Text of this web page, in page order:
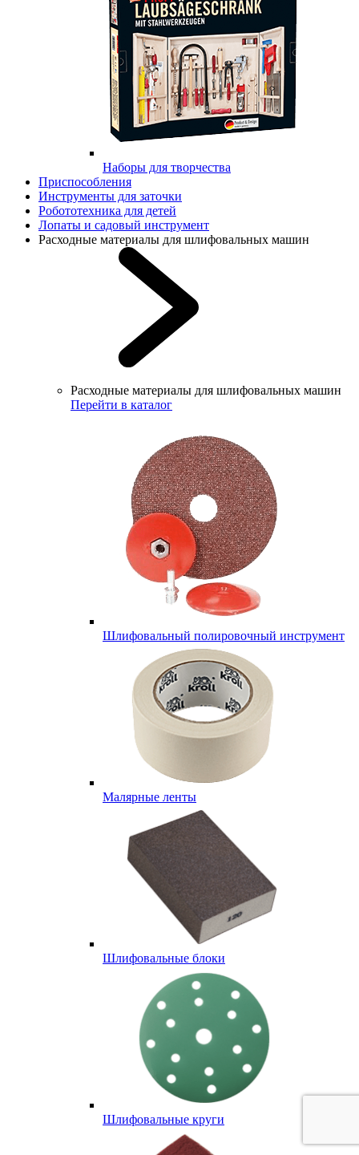
Наборы для творчества
Приспособления
Инструменты для заточки
Робототехника для детей
Лопаты и садовый инструмент
Расходные материалы для шлифовальных машин
Расходные материалы для шлифовальных машин
Перейти в каталог
Шлифовальный полировочный инструмент
Малярные ленты
Шлифовальные блоки
Шлифовальные круги